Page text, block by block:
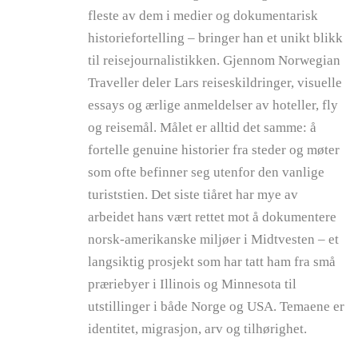
fleste av dem i medier og dokumentarisk
historiefortelling – bringer han et unikt blikk
til reisejournalistikken. Gjennom Norwegian
Traveller deler Lars reiseskildringer, visuelle
essays og ærlige anmeldelser av hoteller, fly
og reisemål. Målet er alltid det samme: å
fortelle genuine historier fra steder og møter
som ofte befinner seg utenfor den vanlige
turiststien. Det siste tiåret har mye av
arbeidet hans vært rettet mot å dokumentere
norsk-amerikanske miljøer i Midtvesten – et
langsiktig prosjekt som har tatt ham fra små
præriebyer i Illinois og Minnesota til
utstillinger i både Norge og USA. Temaene er
identitet, migrasjon, arv og tilhørighet.